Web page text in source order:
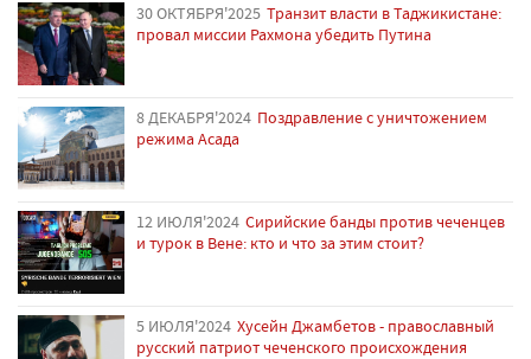
30 ОКТЯБРЯ'2025 Транзит власти в Таджикистане:
провал миссии Рахмона убедить Путина
8 ДЕКАБРЯ'2024 Поздравление с уничтожением
режима Асада
12 ИЮЛЯ'2024 Сирийские банды против чеченцев
и турок в Вене: кто и что за этим стоит?
5 ИЮЛЯ'2024 Хусейн Джамбетов - православный
русский патриот чеченского происхождения